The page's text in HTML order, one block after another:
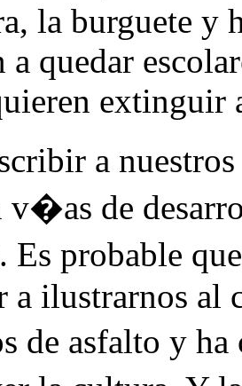
la burguete y
a quedar
extinguir
a
de
probable
a ilustrarnos al
asfalto y ha